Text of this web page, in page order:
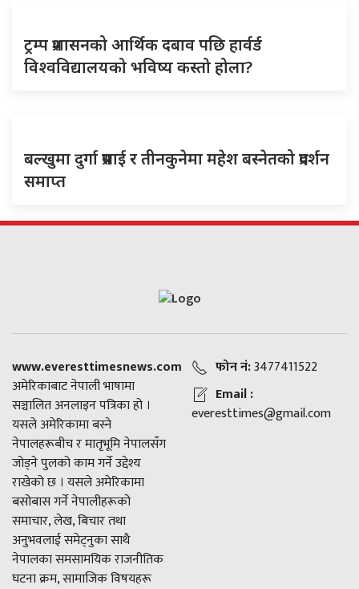
ट्रम्प प्रशासनको आर्थिक दबाव पछि हार्वर्ड
विश्वविद्यालयको भविष्य कस्तो होला?
बल्खुमा दुर्गा प्रसाई र तीनकुनेमा महेश बस्नेतको प्रदर्शन
समाप्त
www.everesttimesnews.com
अमेरिकाबाट नेपाली भाषामा
सञ्चालित अनलाइन पत्रिका हो ।
यसले अमेरिकामा बस्ने
नेपालहरूबीच र मातृभूमि नेपालसँग
जोड्ने पुलको काम गर्ने उद्देश्य
राखेको छ । यसले अमेरिकामा
बसोबास गर्ने नेपालीहरूको
समाचार, लेख, बिचार तथा
अनुभवलाई समेट्नुका साथै
नेपालका समसामयिक राजनीतिक
घटना क्रम, सामाजिक विषयहरू
फोन नं:3477411522
Email :
everesttimes@gmail.com